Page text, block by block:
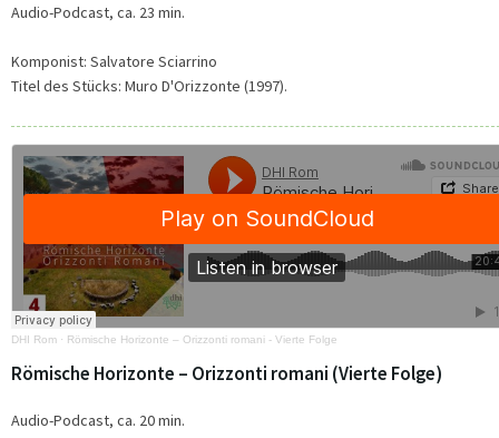
Audio-Podcast, ca. 23 min.
Komponist: Salvatore Sciarrino
Titel des Stücks: Muro D'Orizzonte (1997).
DHI Rom · Römische Horizonte – Orizzonti romani - Vierte Folge
Römische Horizonte – Orizzonti romani (Vierte Folge)
Audio-Podcast, ca. 20 min.